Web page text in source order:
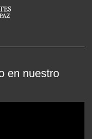
en nuestro